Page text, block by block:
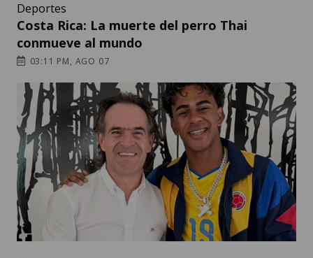
Deportes
Costa Rica: La muerte del perro Thai
conmueve al mundo
03:11 PM, AGO 07